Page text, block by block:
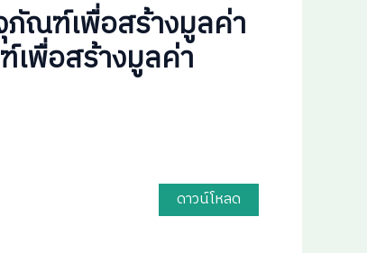
ณฑ์เพื่อสร้างมูลค่า
พื่อสร้างมูลค่า
ดาวน์โหลด